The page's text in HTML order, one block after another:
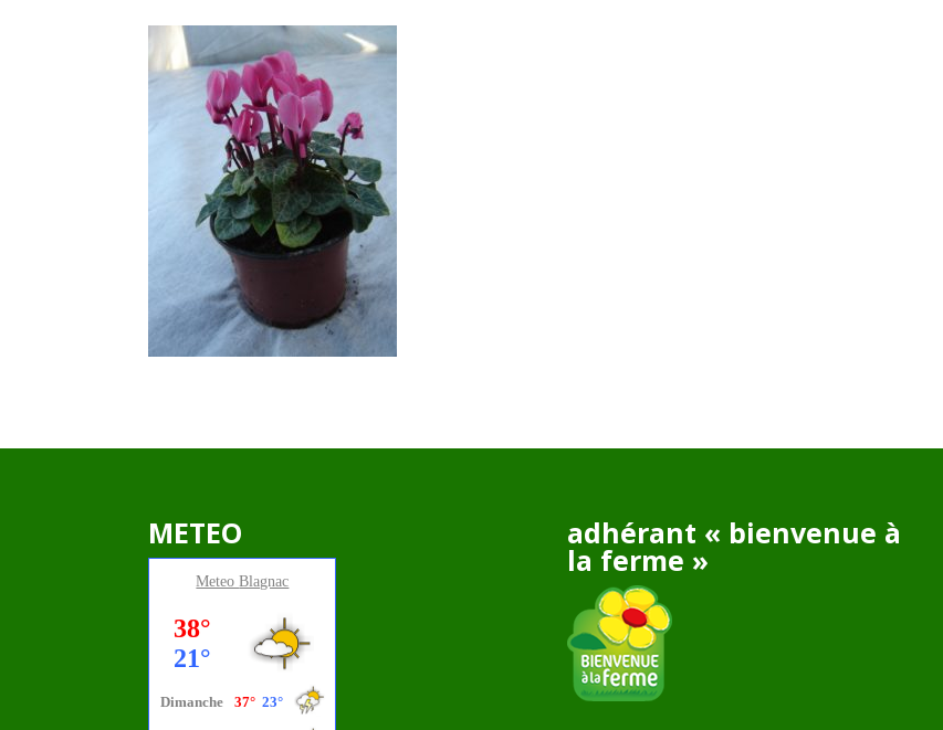
METEO
MeteoBlagnac
adhérant « bienvenue à
la ferme »